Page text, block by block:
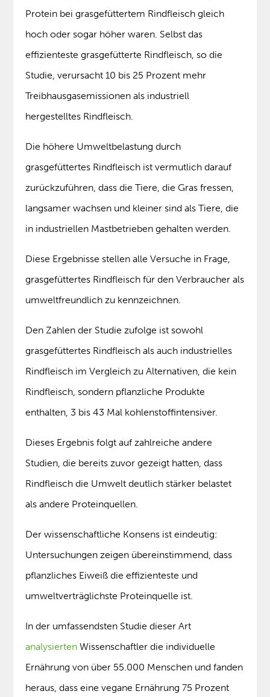
Protein bei grasgefüttertem Rindfleisch gleich
hoch oder sogar höher waren. Selbst das
effizienteste grasgefütterte Rindfleisch, so die
Studie, verursacht 10 bis 25 Prozent mehr
Treibhausgasemissionen als industriell
hergestelltes Rindfleisch.
Die höhere Umweltbelastung durch
grasgefüttertes Rindfleisch ist vermutlich darauf
zurückzuführen, dass die Tiere, die Gras fressen,
langsamer wachsen und kleiner sind als Tiere, die
in industriellen Mastbetrieben gehalten werden.
Diese Ergebnisse stellen alle Versuche in Frage,
grasgefüttertes Rindfleisch für den Verbraucher als
umweltfreundlich zu kennzeichnen.
Den Zahlen der Studie zufolge ist sowohl
grasgefüttertes Rindfleisch als auch industrielles
Rindfleisch im Vergleich zu Alternativen, die kein
Rindfleisch, sondern pflanzliche Produkte
enthalten, 3 bis 43 Mal kohlenstoffintensiver.
Dieses Ergebnis folgt auf zahlreiche andere
Studien, die bereits zuvor gezeigt hatten, dass
Rindfleisch die Umwelt deutlich stärker belastet
als andere Proteinquellen.
Der wissenschaftliche Konsens ist eindeutig:
Untersuchungen zeigen übereinstimmend, dass
pflanzliches Eiweiß die effizienteste und
umweltverträglichste Proteinquelle ist.
In der umfassendsten Studie dieser Art
analysierten Wissenschaftler die individuelle
Ernährung von über 55.000 Menschen und fanden
heraus, dass eine vegane Ernährung 75 Prozent